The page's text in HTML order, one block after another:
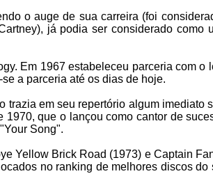
o auge de sua carreira (foi
já podia ser considerado como
Em 1967 estabeleceu parceria com o
a parceria até os dias de hoje.
em seu repertório algum imediato
que o lançou como cantor de
Song".
Yellow Brick Road (1973) e Captain
no ranking de melhores discos